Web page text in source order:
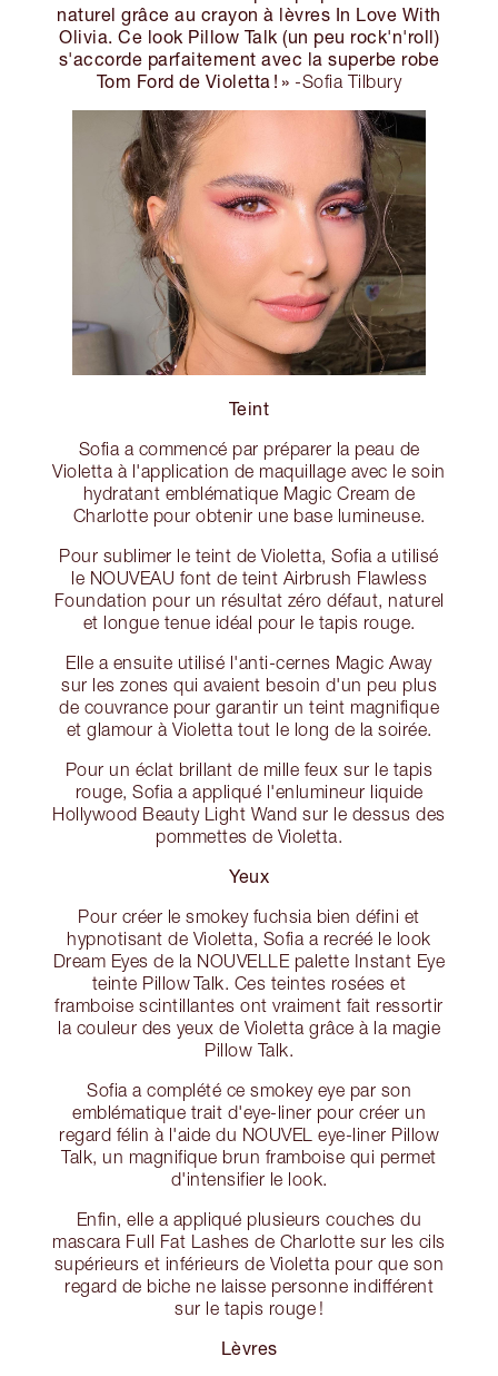
naturel grâce au crayon à lèvres In Love With
Olivia. Ce look Pillow Talk (un peu rock'n'roll)
s'accorde parfaitement avec la superbe robe
Tom Ford de Violetta ! » -Sofia Tilbury
Teint
Sofia a commencé par préparer la peau de
Violetta à l'application de maquillage avec le soin
hydratant emblématique Magic Cream de
Charlotte pour obtenir une base lumineuse.
Pour sublimer le teint de Violetta, Sofia a utilisé
le NOUVEAU font de teint Airbrush Flawless
Foundation pour un résultat zéro défaut, naturel
et longue tenue idéal pour le tapis rouge.
Elle a ensuite utilisé l'anti-cernes Magic Away
sur les zones qui avaient besoin d'un peu plus
de couvrance pour garantir un teint magnifique
et glamour à Violetta tout le long de la soirée.
Pour un éclat brillant de mille feux sur le tapis
rouge, Sofia a appliqué l'enlumineur liquide
Hollywood Beauty Light Wand sur le dessus des
pommettes de Violetta.
Yeux
Pour créer le smokey fuchsia bien défini et
hypnotisant de Violetta, Sofia a recréé le look
Dream Eyes de la NOUVELLE palette Instant Eye
teinte Pillow Talk. Ces teintes rosées et
framboise scintillantes ont vraiment fait ressortir
la couleur des yeux de Violetta grâce à la magie
Pillow Talk.
Sofia a complété ce smokey eye par son
emblématique trait d'eye-liner pour créer un
regard félin à l'aide du NOUVEL eye-liner Pillow
Talk, un magnifique brun framboise qui permet
d'intensifier le look.
Enfin, elle a appliqué plusieurs couches du
mascara Full Fat Lashes de Charlotte sur les cils
supérieurs et inférieurs de Violetta pour que son
regard de biche ne laisse personne indifférent
sur le tapis rouge !
Lèvres